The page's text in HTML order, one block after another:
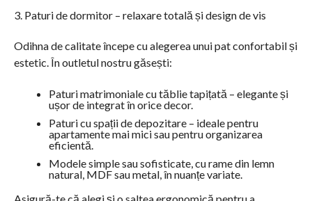
3. Paturi de dormitor – relaxare totală și design de vis
Odihna de calitate începe cu alegerea unui pat confortabil și
estetic. În outletul nostru găsești:
Paturi matrimoniale cu tăblie tapițată – elegante și
ușor de integrat în orice decor.
Paturi cu spații de depozitare – ideale pentru
apartamente mai mici sau pentru organizarea
eficientă.
Modele simple sau sofisticate, cu rame din lemn
natural, MDF sau metal, în nuanțe variate.